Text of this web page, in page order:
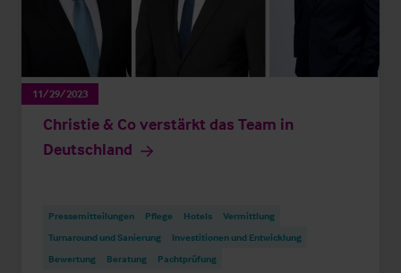
11/29/2023
Christie & Co verstärkt das Team in
Deutschland
Pressemitteilungen Pflege Hotels
Vermittlung
Turnaround und Sanierung
Investitionen und Entwicklung
Bewertung
Beratung Pachtprüfung